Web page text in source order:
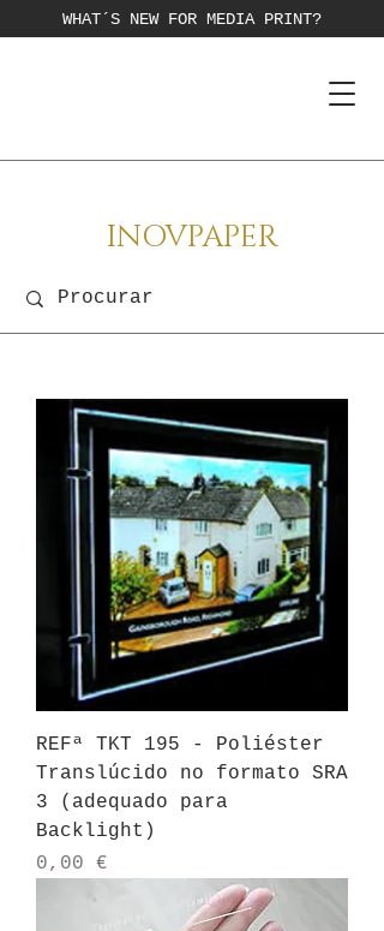
WHAT´S NEW FOR MEDIA PRINT?
INOVPAPER
REFª TKT 195 - Poliéster
Translúcido no formato SRA
3 (adequado para
Backlight)
Preço
0,00 €